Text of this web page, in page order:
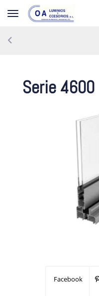
Toggle navigation
Serie 4600
Facebook